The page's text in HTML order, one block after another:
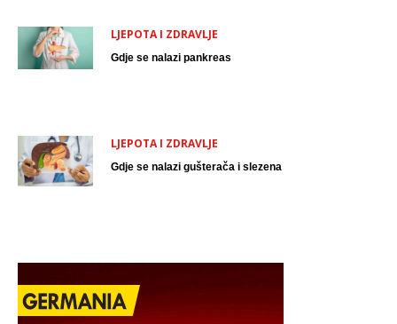
LJEPOTA I ZDRAVLJE
Gdje se nalazi pankreas
LJEPOTA I ZDRAVLJE
Gdje se nalazi gušterača i slezena